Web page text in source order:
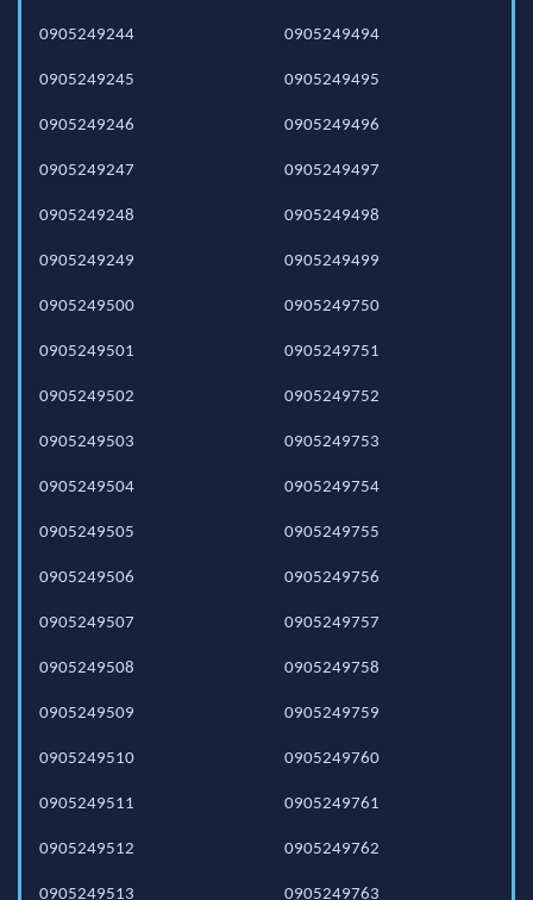
0905249244
0905249245
0905249246
0905249247
0905249248
0905249249
0905249494
0905249495
0905249496
0905249497
0905249498
0905249499
0905249500
0905249501
0905249502
0905249503
0905249504
0905249505
0905249506
0905249507
0905249508
0905249509
0905249510
0905249511
0905249512
0905249513
0905249750
0905249751
0905249752
0905249753
0905249754
0905249755
0905249756
0905249757
0905249758
0905249759
0905249760
0905249761
0905249762
0905249763